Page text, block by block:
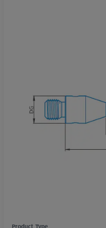
Product Type